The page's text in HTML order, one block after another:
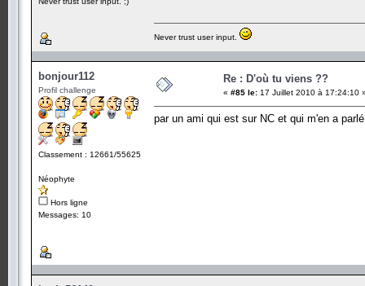
Never trust user input.
bonjour112
Profil challenge
Classement : 12661/55625
Néophyte
Hors ligne
Messages: 10
Re : D'où tu viens ??
« #85 le: 17 Juillet 2010 à 17:24:10
par un ami qui est sur NC et qui m'en a